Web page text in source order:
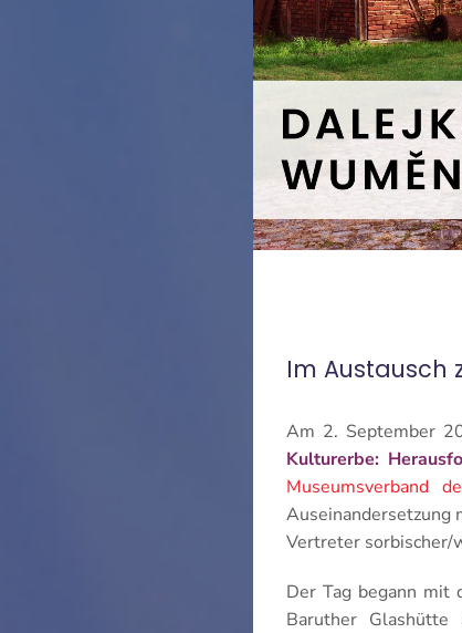
Im Austausch
Am 2. September
Kulturerbe:
Museumsverband
Auseinandersetzung
Vertreter sorbischer/
Der Tag begann mit
Baruther Glashütte